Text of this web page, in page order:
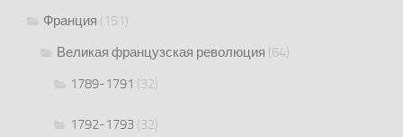
Франция (151)
Великая французская революция (64)
1789-1791 (32)
1792-1793 (32)